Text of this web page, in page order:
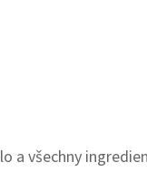
a všechny